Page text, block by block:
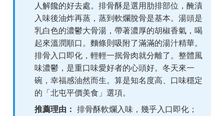
人解饞的好去處。排骨酥是選用肋排部位，醃漬
入味後油炸再蒸，蒸到軟爛脫骨是基本。湯頭是
乳白色的濃鬱大骨湯，帶著濃厚的胡椒香氣，喝
起來溫潤順口。麵條則吸附了滿滿的湯汁精華。
排骨入口即化，輕輕一抿骨肉就分離了。整體風
味濃鬱，是重口味愛好者的心頭好。冬天來一
碗，幸福感油然而生。算是知名度高、口味穩定
的「北屯平價美食」選項。
推薦理由： 排骨酥軟爛入味，幾乎入口即化；